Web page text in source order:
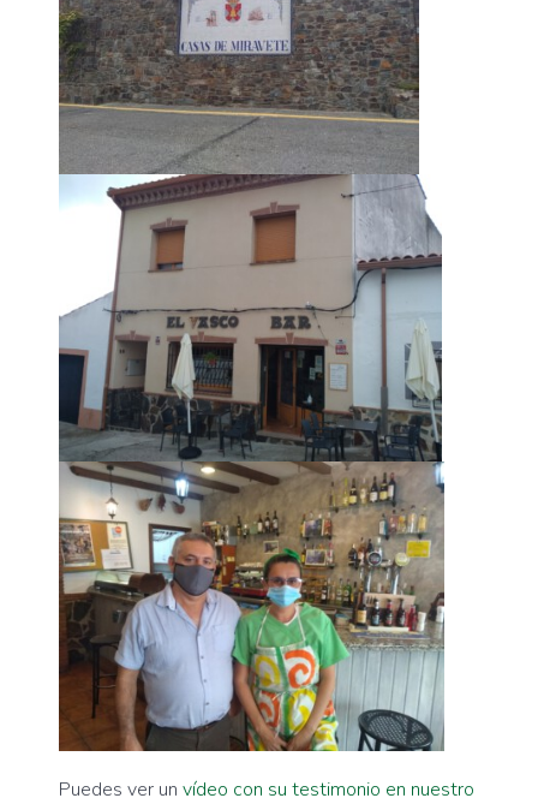
Puedes ver un vídeo con su testimonio en nuestro